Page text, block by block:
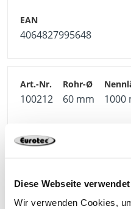
Diese Webseite
Wir verwenden Cookies,
Rückbaubar &
Für unterschiedliche
Reduzierter Aufwand
im Vergleich zu
Lange Lebensdauer
witterungsresistenter
Baustahl S355
4064827995648
100212 60 mm 1000
mittlerer Boden
4064827995655